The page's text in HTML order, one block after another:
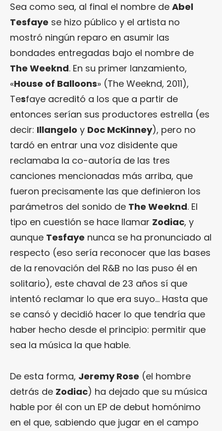
Sea como sea, al final el nombre de Abel
Tesfaye se hizo público y el artista no
mostró ningún reparo en asumir las
bondades entregadas bajo el nombre de
The Weeknd. En su primer lanzamiento,
«House of Balloons» (The Weeknd, 2011),
Tesfaye acreditó a los que a partir de
entonces serían sus productores estrella (es
decir: Illangelo y Doc McKinney), pero no
tardó en entrar una voz disidente que
reclamaba la co-autoría de las tres
canciones mencionadas más arriba, que
fueron precisamente las que definieron los
parámetros del sonido de The Weeknd. El
tipo en cuestión se hace llamar Zodiac, y
aunque Tesfaye nunca se ha pronunciado al
respecto (eso sería reconocer que las bases
de la renovación del R&B no las puso él en
solitario), este chaval de 23 años sí que
intentó reclamar lo que era suyo… Hasta que
se cansó y decidió hacer lo que tendría que
haber hecho desde el principio: permitir que
sea la música la que hable.
De esta forma, Jeremy Rose (el hombre
detrás de Zodiac) ha dejado que su música
hable por él con un EP de debut homónimo
en el que, sabiendo que jugar en el campo